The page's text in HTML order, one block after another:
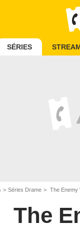
SÉRIES
Séries Drame The Enemy
The